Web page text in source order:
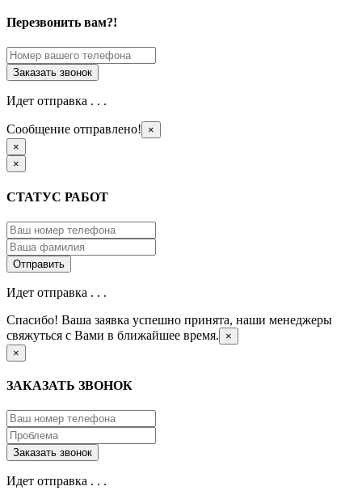
Перезвонить вам?!
Идет отправка . . .
Сообщение отправлено!
×
×
×
СТАТУС РАБОТ
Идет отправка . . .
Спасибо! Ваша заявка успешно принята, наши менеджеры
свяжуться с Вами в ближайшее время.
×
×
ЗАКАЗАТЬ ЗВОНОК
Идет отправка . . .